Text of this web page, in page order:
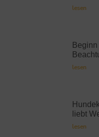
lesen
lesen
liebt
lesen